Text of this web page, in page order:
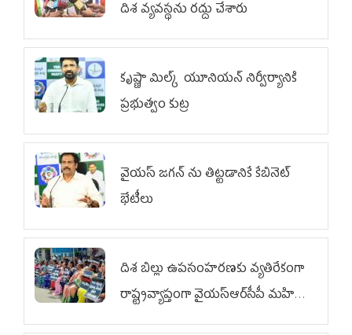
దిశ వ్య‌వ‌స్థ‌ను రద్దు చేశారు
కృష్ణా మిల్క్‌ యూనియన్‌ నిర్వీర్యానికి
ప్రభుత్వం కుట్ర
వైయ‌స్ జగన్‌ ను తిట్టడానికే కేబినెట్‌
భేటీలు
దిశ బిల్లు ఉపసంహరణకు వ్యతిరేకంగా
రాష్ట్రవ్యాప్తంగా వైయ‌స్ఆర్‌సీపీ మహిళా
విభాగం ఆందోళనలు